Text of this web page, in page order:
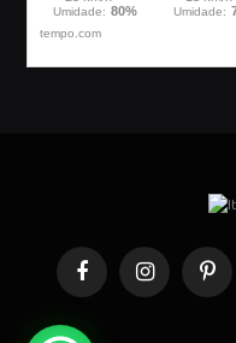
FacebookInstagram